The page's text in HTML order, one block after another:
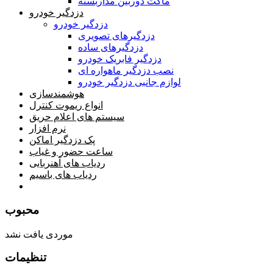
دزدگیر خودرو
دزدگیر خودرو
دزدگیرهای تصویری
دزدگیرهای ساده
دزدگیر فابریک خودرو
نصب دزدگیر ماهواره ای
لوازم جانبی دزدگیر خودرو
هوشمندسازی
انواع ریموت کنترل
سیستم های اعلام حریق
نرم افزار
پک دزدگیر اماکن
ساعت حضور و غیاب
ردیاب های آهنربایی
ردیاب های باسیم
محبوب
موردی یافت نشد
تنظیمات